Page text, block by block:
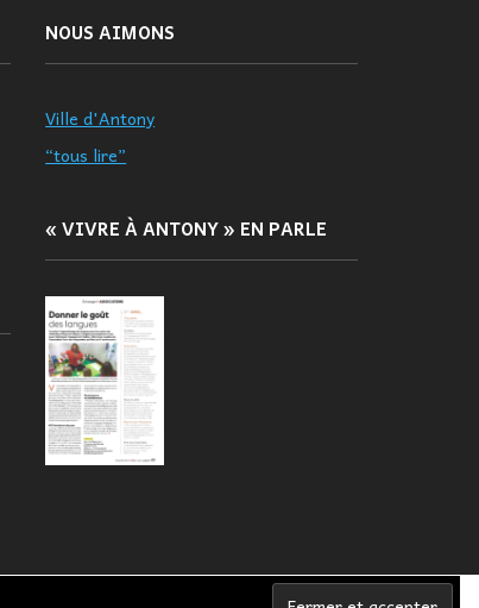
NOUS AIMONS
Ville d'Antony
“tous lire”
« VIVRE À ANTONY » EN PARLE